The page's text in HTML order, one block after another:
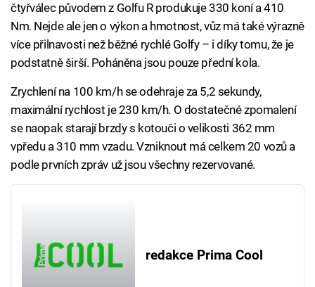
čtyřválec původem z Golfu R produkuje 330 koní a 410
Nm. Nejde ale jen o výkon a hmotnost, vůz má také výrazně
více přilnavosti než běžné rychlé Golfy – i díky tomu, že je
podstatně širší. Poháněna jsou pouze přední kola.
Zrychlení na 100 km/h se odehraje za 5,2 sekundy,
maximální rychlost je 230 km/h. O dostatečné zpomalení
se naopak starají brzdy s kotouči o velikosti 362 mm
vpředu a 310 mm vzadu. Vzniknout má celkem 20 vozů a
podle prvních zpráv už jsou všechny rezervované.
redakce Prima Cool